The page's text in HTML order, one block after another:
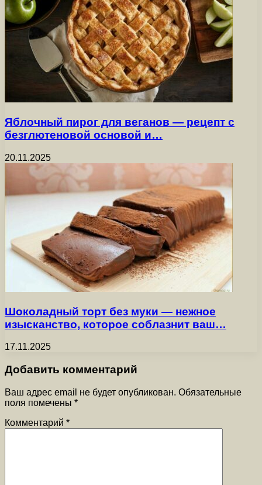
Яблочный пирог для веганов — рецепт с
безглютеновой основой и…
20.11.2025
Шоколадный торт без муки — нежное
изысканство, которое соблазнит ваш…
17.11.2025
Добавить комментарий
Ваш адрес email не будет опубликован. Обязательные
поля помечены *
Комментарий *